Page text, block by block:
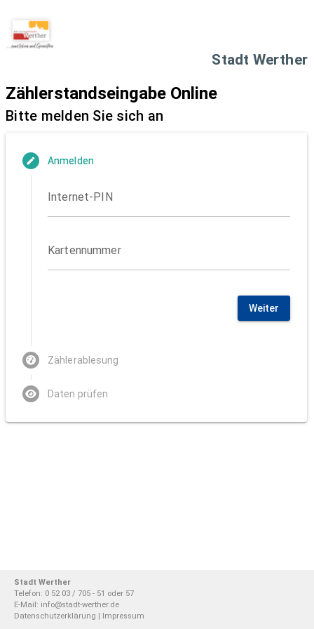
Stadt Werther
Zählerstandseingabe Online
Bitte melden Sie sich an
edit Anmelden
Internet-PIN
Kartennummer
Weiter
Zählerablesung
Daten prüfen
Stadt Werther
Telefon: 0 52 03 / 705 - 51 oder 57
E-Mail: info@stadt-werther.de
Datenschutzerklärung | Impressum